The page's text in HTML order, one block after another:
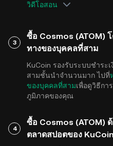
วิดีโอสอน
3
ซื้อ Cosmos (ATOM)
ทางของบุคคลที่สาม
KuCoin รองรับระบบชำระ
สามชั้นนำจำนวนมาก ไปที่
ของบุคคลที่สามเพื่อดูวิธีกา
ภูมิภาคของคุณ
4
ซื้อ Cosmos (ATOM)
ตลาดสปอตของ KuCoin